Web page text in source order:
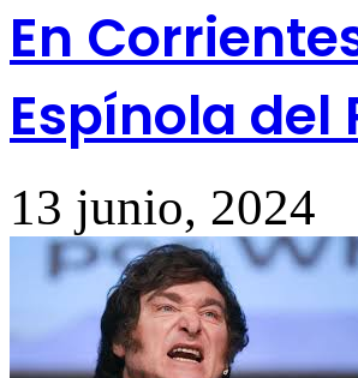
En
Espínola
13 junio, 2024